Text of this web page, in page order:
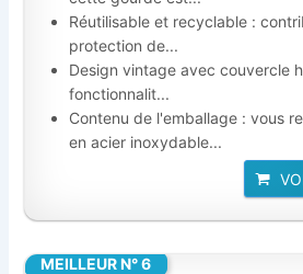
Réutilisable et recyclable :
protection de...
Design vintage avec couvercle
fonctionnalit...
Contenu de l'emballage : vous
en acier inoxydable...
MEILLEUR N° 6